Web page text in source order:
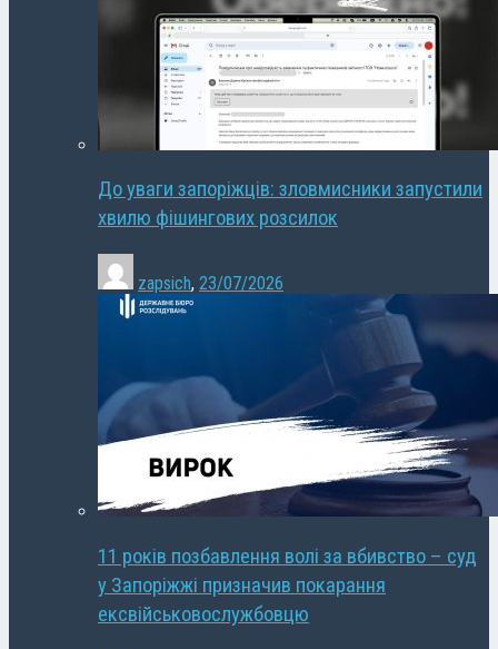
До уваги запоріжців: зловмисники запустили
хвилю фішингових розсилок
zapsich, 23/07/2026
11 років позбавлення волі за вбивство – суд
у Запоріжжі призначив покарання
ексвійськовослужбовцю